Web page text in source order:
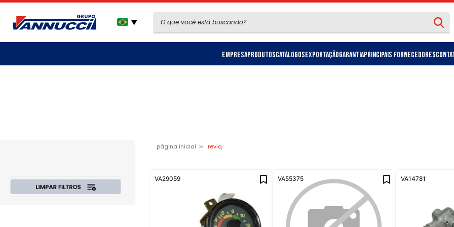
▼
EmpresaProdutosCatálogosExportaçãoGarantiaPrincipais Fornecedores
página inicial reviq
VA29059 VA55375 VA14781